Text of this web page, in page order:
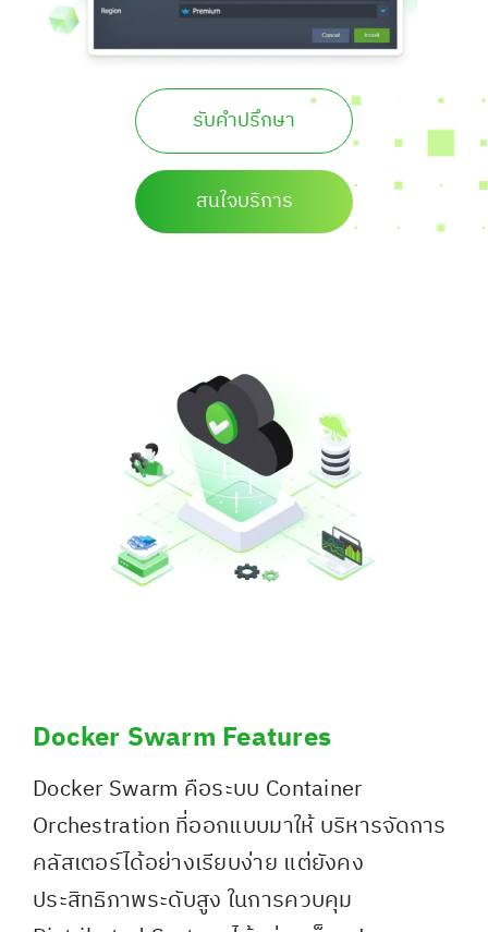
รับคำปรึกษา
สนใจบริการ
Docker Swarm Features
Docker Swarm คือระบบ Container
Orchestration ที่ออกแบบมาให้ บริหารจัดการ
คลัสเตอร์ได้อย่างเรียบง่าย แต่ยังคง
ประสิทธิภาพระดับสูง ในการควบคุม